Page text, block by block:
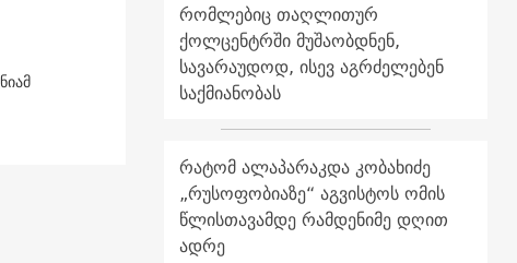
რომლებიც თაღლითურ
ქოლცენტრში მუშაობდნენ,
სავარაუდოდ, ისევ აგრძელებენ
საქმიანობას
რატომ ალაპარაკდა კობახიძე
„რუსოფობიაზე“ აგვისტოს ომის
წლისთავამდე რამდენიმე დღით
ადრე